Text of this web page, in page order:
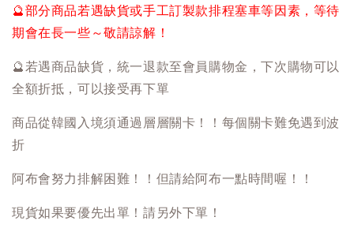
🔮部分商品若遇缺貨或手工訂製款排程塞車等因素，等待
期會在長一些～敬請諒解！
🔮 若遇商品缺貨，統一退款至會員購物金，下次購物可以
全額折抵，可以接受再下單
商品從韓國入境須通過層層關卡！！每個關卡難免遇到波
折
阿布會努力排解困難！！但請給阿布一點時間喔！！
現貨如果要優先出單！請另外下單！